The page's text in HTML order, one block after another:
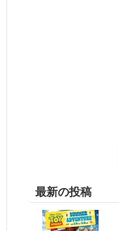
最新の投稿